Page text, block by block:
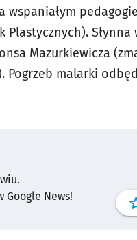
wspaniałym
Plastycznych).
Mazurkiewicza
malarki
Google News!